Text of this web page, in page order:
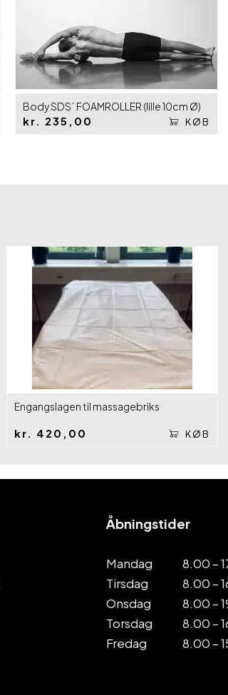
Body SDS´ FOAMROLLER (lille 10cm Ø)
kr. 235,00 KØB
Engangslagen til massagebriks
kr. 420,00 KØB
Åbningstider
Mandag
8.00 –
Tirsdag
8.00 –
Onsdag
8.00 –
Torsdag
8.00 –
Fredag
8.00 –